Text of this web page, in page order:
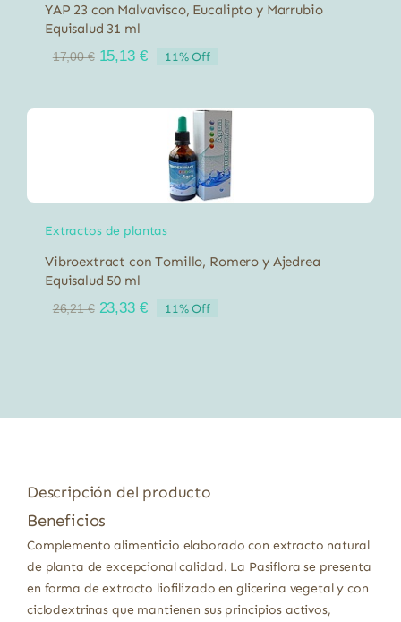
YAP 23 con Malvavisco, Eucalipto y Marrubio
Equisalud 31 ml
17,00€ El
era:
15,13 €El
es:
15,13 €.
11% Off
Extractos de plantas
Vibroextract con Tomillo, Romero y Ajedrea
Equisalud 50 ml
26,21€ El
23,33 €El
11% Off
Descripción del producto
Beneficios
Complemento alimenticio elaborado con extracto natural
de planta de excepcional calidad. La Pasiflora se presenta
en forma de extracto liofilizado en glicerina vegetal y con
ciclodextrinas que mantienen sus principios activos,